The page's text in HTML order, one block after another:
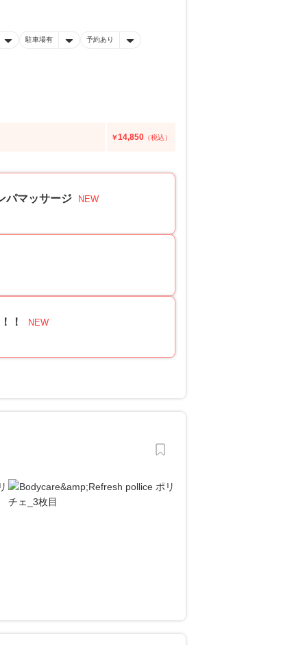
駐車場有 予約あり
￥14,850 （税込）
パマッサージ NEW
！ NEW